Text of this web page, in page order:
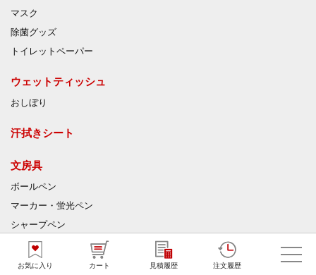
お気に入り カート 見積履歴 注文履歴
マスク
除菌グッズ
トイレットペーパー
ウェットティッシュ
おしぼり
汗拭きシート
文房具
ボールペン
マーカー・蛍光ペン
シャープペン
サインペン
鉛筆